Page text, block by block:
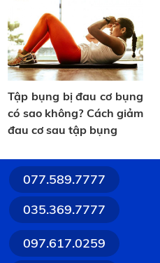
Tập bụng bị đau cơ bụng
có sao không? Cách giảm
đau cơ sau tập bụng
077.589.7777
035.369.7777
097.617.0259